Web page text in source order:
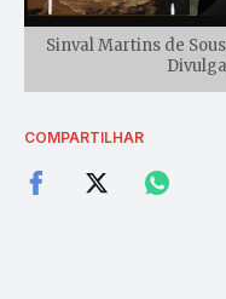
Sinval Martins de
COMPARTILHAR